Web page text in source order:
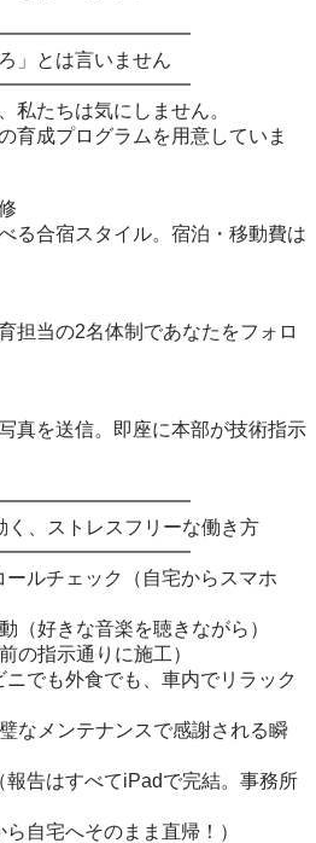
」とは言いません
私たちは気にしません。
育成プログラムを用意していま
る合宿スタイル。宿泊・移動費は
担当の2名体制であなたをフォロ
真を送信。即座に本部が技術指示
く、ストレスフリーな働き方
ルチェック（自宅からスマホ
（好きな音楽を聴きながら）
の指示通りに施工）
でも外食でも、車内でリラック
なメンテナンスで感謝される瞬
報告はすべてiPadで完結。事務所
自宅へそのまま直帰！）